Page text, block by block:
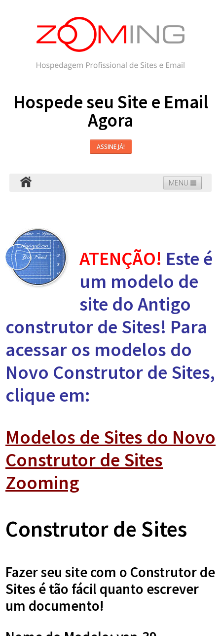
Hospede seu Site e Email
Agora
ASSINE JÁ!
MENU
ATENÇÃO! Este é
um modelo de
site do Antigo
construtor de Sites! Para
acessar os modelos do
Novo Construtor de Sites,
clique em:
Modelos de Sites do Novo
Construtor de Sites
Zooming
Construtor de Sites
Fazer seu site com o Construtor de
Sites é tão fácil quanto escrever
um documento!